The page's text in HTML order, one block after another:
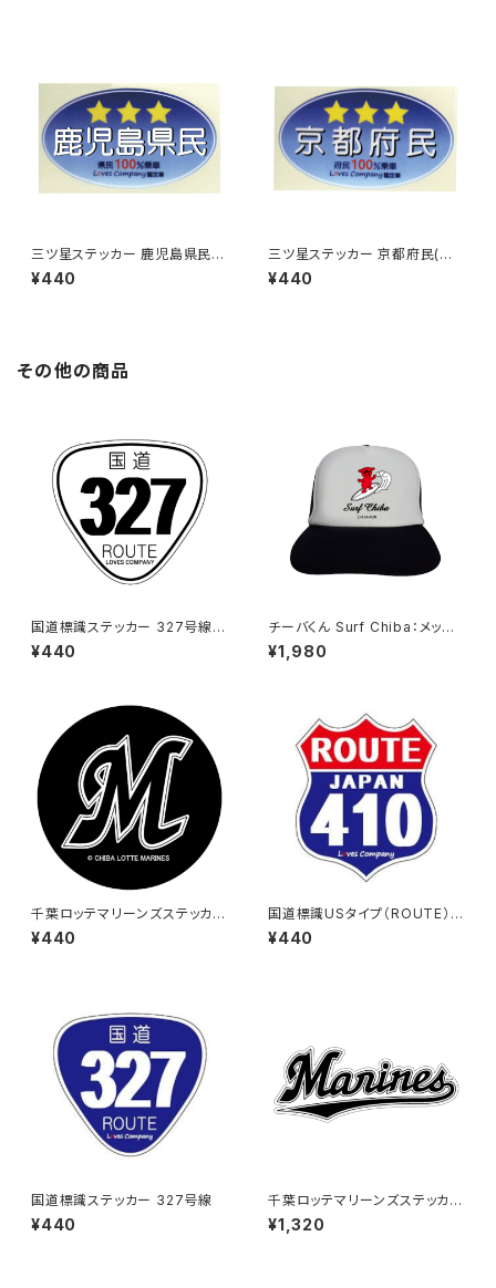
三ツ星ステッカー 鹿児島県民
(ブルー)
¥440
三ツ星ステッカー 京都府民(ブ
ルー)
¥440
その他の商品
国道標識ステッカー 327号線
（ホワイト）
¥440
チーバくん Surf Chiba：メッシ
ュキャップ（Aホワイト）
¥1,980
千葉ロッテマリーンズステッカー
6
¥440
国道標識USタイプ（ROUTE）ス
テッカー 410号線
¥440
国道標識ステッカー 327号線
¥440
千葉ロッテマリーンズステッカー
16（特大）
¥1,320